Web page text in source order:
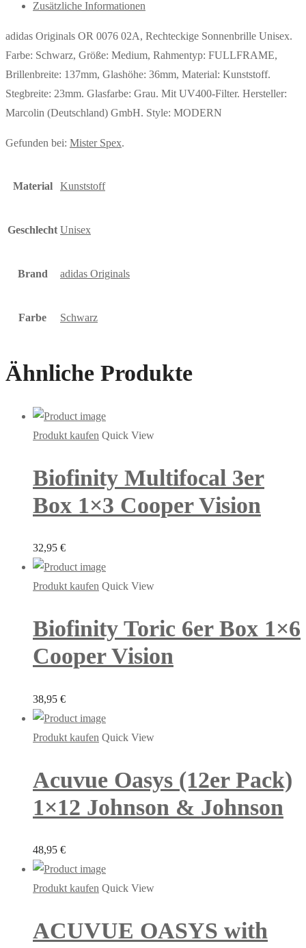
Zusätzliche Informationen
adidas Originals OR 0076 02A, Rechteckige Sonnenbrille Unisex.
Farbe: Schwarz, Größe: Medium, Rahmentyp: FULLFRAME,
Brillenbreite: 137mm, Glashöhe: 36mm, Material: Kunststoff.
Stegbreite: 23mm. Glasfarbe: Grau. Mit UV400-Filter. Hersteller:
Marcolin (Deutschland) GmbH. Style: MODERN
Gefunden bei: Mister Spex.
Material Kunststoff
Geschlecht Unisex
Brand adidas Originals
Farbe Schwarz
Ähnliche Produkte
Produkt kaufen Quick View
Biofinity Multifocal 3er
Box 1×3 Cooper Vision
32,95 €
Produkt kaufen Quick View
Biofinity Toric 6er Box 1×6
Cooper Vision
38,95 €
Produkt kaufen Quick View
Acuvue Oasys (12er Pack)
1×12 Johnson & Johnson
48,95 €
Produkt kaufen Quick View
ACUVUE OASYS with